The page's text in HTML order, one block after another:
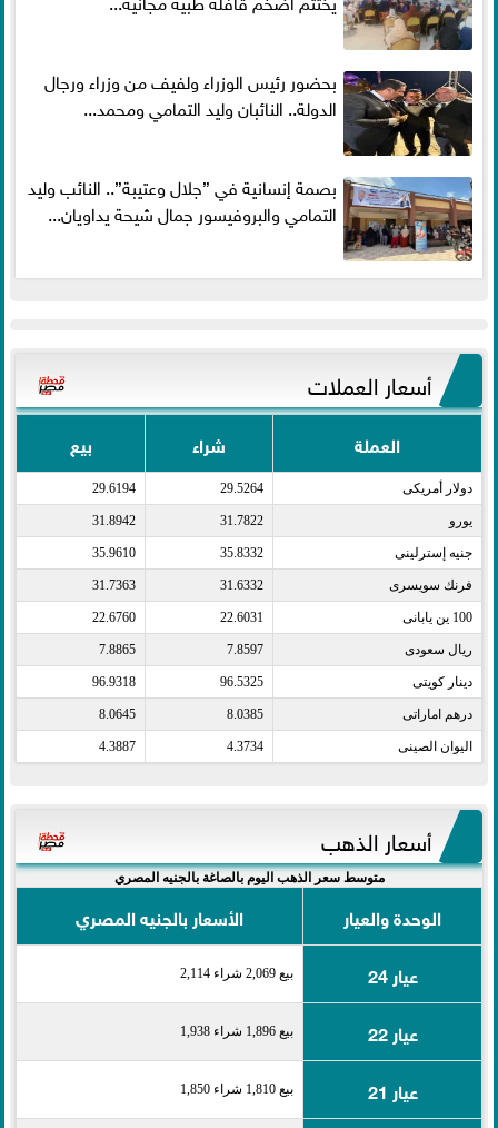
بحضور رئيس الوزراء ولفيف من وزراء ورجال
الدولة.. النائبان وليد التمامي ومحمد...
بصمة إنسانية في ”جلال وعتيبة”.. النائب وليد
التمامي والبروفيسور جمال شيحة يداويان...
أسعار العملات
العملة شراء بيع
دولار أمريكى​ 29.5264
29.6194
يورو​ 31.7822
31.8942
جنيه إسترلينى​ 35.8332
35.9610
فرنك سويسرى​ 31.6332
31.7363
100 ين يابانى​ 22.6031
22.6760
ريال سعودى​ 7.8597
7.8865
دينار كويتى​ 96.5325
96.9318
درهم اماراتى​ 8.0385
8.0645
اليوان الصينى​ 4.3734
4.3887
أسعار الذهب
متوسط سعر الذهب اليوم بالصاغة بالجنيه المصري
الوحدة والعيار
الأسعار بالجنيه المصري
عيار 24
بيع 2,069 شراء 2,114
عيار 22 بيع 1,896 شراء 1,938
عيار 21 بيع 1,810 شراء 1,850